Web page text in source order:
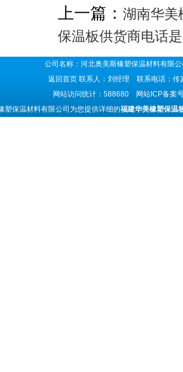
上一篇： 湖南华美
保温板供货商电话
公司名称：河北奥美斯橡塑保温材料有
返回首页 联系人：刘经理 联系电话：
网站访问统计：588680 网站ICP备案
塑保温材料有限公司为您提供详细的福建华美橡塑保温